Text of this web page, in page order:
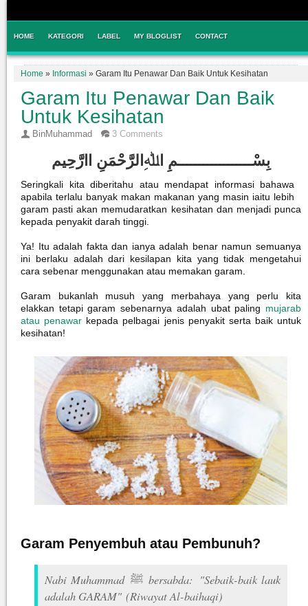
HOME KATEGORI LABEL MY BLOGLIST CONTACT
Home » Informasi » Garam Itu Penawar Dan Baik Untuk Kesihatan
Garam Itu Penawar Dan Baik
Untuk Kesihatan
BinMuhammad 3 Comments
بِسْــــــــــــــــــمِ اﷲِالرَّحْمَنِ اارَّحِيم
Seringkali kita diberitahu atau mendapat informasi bahawa
apabila terlalu banyak makan makanan yang masin iaitu lebih
garam pasti akan memudaratkan kesihatan dan menjadi punca
kepada penyakit darah tinggi.
Ya! Itu adalah fakta dan ianya adalah benar namun semuanya
ini berlaku adalah dari kesilapan kita yang tidak mengetahui
cara sebenar menggunakan atau memakan garam.
Garam bukanlah musuh yang merbahaya yang perlu kita
elakkan tetapi garam sebenarnya adalah ubat paling mujarab
atau penawar kepada pelbagai jenis penyakit serta baik untuk
kesihatan!
Garam Penyembuh atau Pembunuh?
Nabi Muhammad ﷺbersabda: "Sebaik-baik lauk
adalah GARAM" (Riwayat Al-baihaqi)